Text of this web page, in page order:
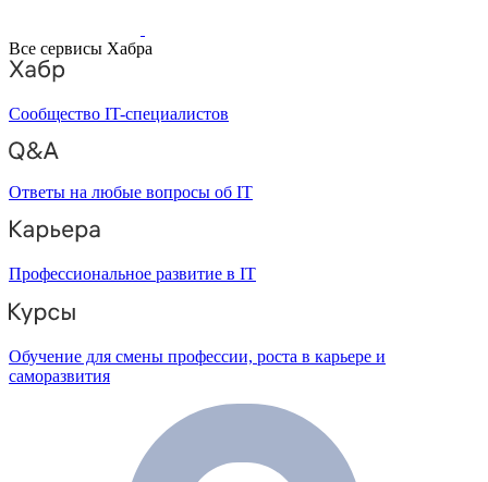
Все сервисы Хабра
Сообщество IT-специалистов
Ответы на любые вопросы об IT
Профессиональное развитие в IT
Обучение для смены профессии, роста в карьере и
саморазвития